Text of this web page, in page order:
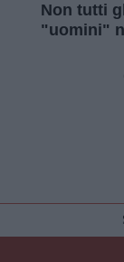
Non tutti
"uomini"